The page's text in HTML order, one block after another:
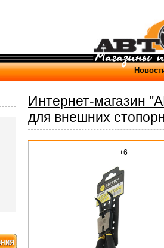
Интернет-магазин
для внешних
+6